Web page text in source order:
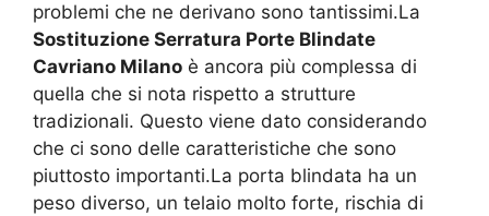
problemi che ne derivano sono tantissimi.La
Sostituzione Serratura Porte Blindate
Cavriano Milano è ancora più complessa di
quella che si nota rispetto a strutture
tradizionali. Questo viene dato considerando
che ci sono delle caratteristiche che sono
piuttosto importanti.La porta blindata ha un
peso diverso, un telaio molto forte, rischia di